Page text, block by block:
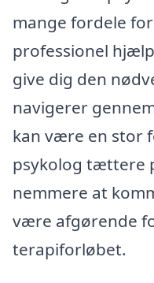
mange fordele
professionel
give dig den
navigerer
kan være en stor
psykolog tættere
nemmere at
være afgørende
terapiforløbet.